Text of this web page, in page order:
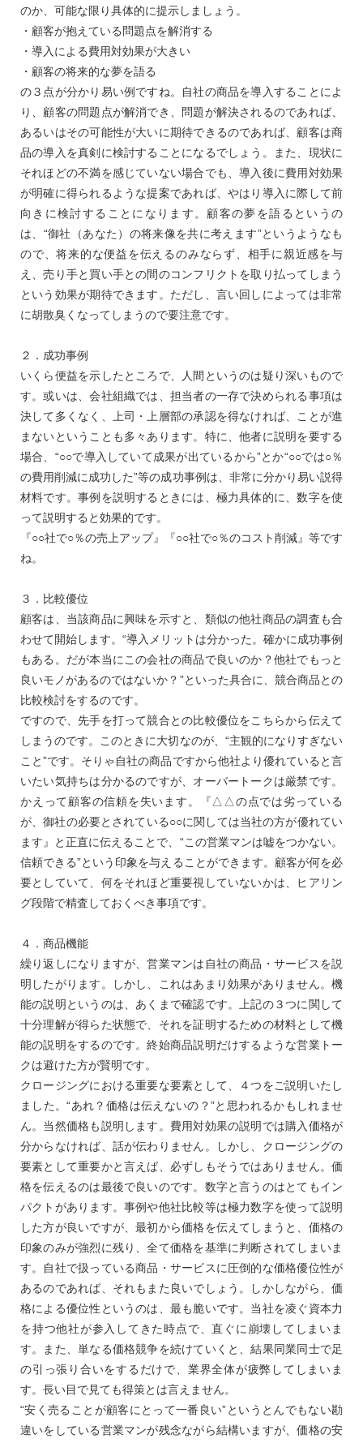
のか、可能な限り具体的に提示しましょう。
・顧客が抱えている問題点を解消する
・導入による費用対効果が大きい
・顧客の将来的な夢を語る
の３点が分かり易い例ですね。自社の商品を導入することによ
り、顧客の問題点が解消でき、問題が解決されるのであれば、
あるいはその可能性が大いに期待できるのであれば、顧客は商
品の導入を真剣に検討することになるでしょう。また、現状に
それほどの不満を感じていない場合でも、導入後に費用対効果
が明確に得られるような提案であれば、やはり導入に際して前
向きに検討することになります。顧客の夢を語るというの
は、“御社（あなた）の将来像を共に考えます”というようなも
ので、将来的な便益を伝えるのみならず、相手に親近感を与
え、売り手と買い手との間のコンフリクトを取り払ってしまう
という効果が期待できます。ただし、言い回しによっては非常
に胡散臭くなってしまうので要注意です。
２．成功事例
いくら便益を示したところで、人間というのは疑り深いもので
す。或いは、会社組織では、担当者の一存で決められる事項は
決して多くなく、上司・上層部の承認を得なければ、ことが進
まないということも多々あります。特に、他者に説明を要する
場合、“○○で導入していて成果が出ているから”とか“○○では○％
の費用削減に成功した”等の成功事例は、非常に分かり易い説得
材料です。事例を説明するときには、極力具体的に、数字を使
って説明すると効果的です。
『○○社で○％の売上アップ』『○○社で○％のコスト削減』等です
ね。
３．比較優位
顧客は、当該商品に興味を示すと、類似の他社商品の調査も合
わせて開始します。“導入メリットは分かった。確かに成功事例
もある。だが本当にこの会社の商品で良いのか？他社でもっと
良いモノがあるのではないか？”といった具合に、競合商品との
比較検討をするのです。
ですので、先手を打って競合との比較優位をこちらから伝えて
しまうのです。このときに大切なのが、“主観的になりすぎない
こと”です。そりゃ自社の商品ですから他社より優れていると言
いたい気持ちは分かるのですが、オーバートークは厳禁です。
かえって顧客の信頼を失います。『△△の点では劣っている
が、御社の必要とされている○○に関しては当社の方が優れてい
ます』と正直に伝えることで、“この営業マンは嘘をつかない。
信頼できる”という印象を与えることができます。顧客が何を必
要としていて、何をそれほど重要視していないかは、ヒアリン
グ段階で精査しておくべき事項です。
４．商品機能
繰り返しになりますが、営業マンは自社の商品・サービスを説
明したがります。しかし、これはあまり効果がありません。機
能の説明というのは、あくまで確認です。上記の３つに関して
十分理解が得らた状態で、それを証明するための材料として機
能の説明をするのです。終始商品説明だけするような営業トー
クは避けた方が賢明です。
クロージングにおける重要な要素として、４つをご説明いたし
ました。“あれ？価格は伝えないの？”と思われるかもしれませ
ん。当然価格も説明します。費用対効果の説明では購入価格が
分からなければ、話が伝わりません。しかし、クロージングの
要素として重要かと言えば、必ずしもそうではありません。価
格を伝えるのは最後で良いのです。数字と言うのはとてもイン
パクトがあります。事例や他社比較等は極力数字を使って説明
した方が良いですが、最初から価格を伝えてしまうと、価格の
印象のみが強烈に残り、全て価格を基準に判断されてしまいま
す。自社で扱っている商品・サービスに圧倒的な価格優位性が
あるのであれば、それもまた良いでしょう。しかしながら、価
格による優位性というのは、最も脆いです。当社を凌ぐ資本力
を持つ他社が参入してきた時点で、直ぐに崩壊してしまいま
す。また、単なる価格競争を続けていくと、結果同業同士で足
の引っ張り合いをするだけで、業界全体が疲弊してしまいま
す。長い目で見ても得策とは言えません。
“安く売ることが顧客にとって一番良い”というとんでもない勘
違いをしている営業マンが残念ながら結構いますが、価格の安